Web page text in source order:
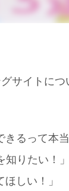
サイトにつ
るって本当
りたい！」
しい！」